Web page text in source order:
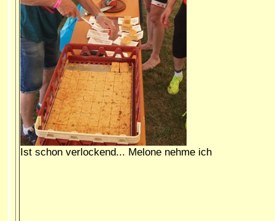
Ist schon verlockend... Melone nehme ich